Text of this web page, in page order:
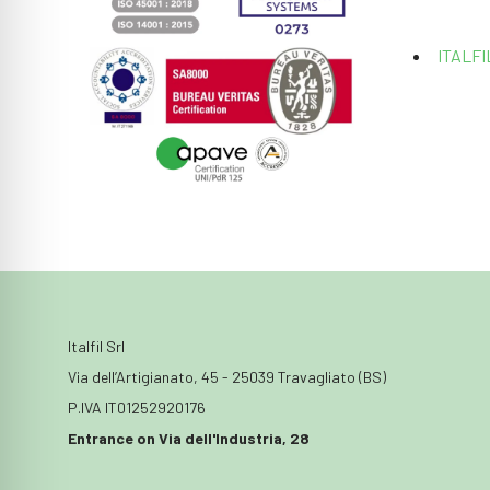
Italfil Srl
Via dell’Artigianato, 45 - 25039 Travagliato (BS)
P.IVA IT01252920176
Entrance on Via dell'Industria, 28